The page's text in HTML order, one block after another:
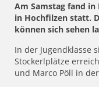
Am Samstag fand in
in Hochfilzen statt.
können sich sehen
In der Jugendklasse
Stockerlplätze
und Marco Pöll in